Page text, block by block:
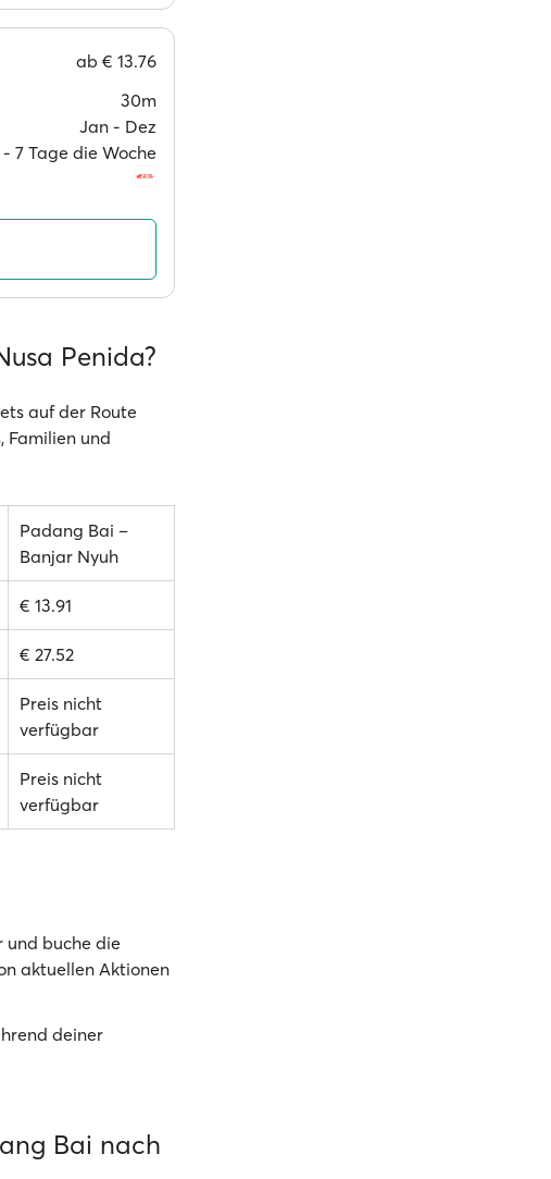
ab € 13.76
30m
Jan ‐ Dez
7 Tage die Woche
Penida?
auf der Route
Familien und
Padang Bai –
Banjar Nyuh
€ 13.91
€ 27.52
Preis nicht
verfügbar
Preis nicht
verfügbar
und buche die
aktuellen Aktionen
deiner
Bai nach